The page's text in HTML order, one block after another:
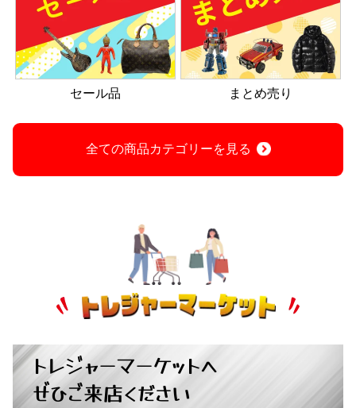
セール品 まとめ売り
全ての商品カテゴリーを見る
トレジャーマーケットへ
ぜひご来店ください